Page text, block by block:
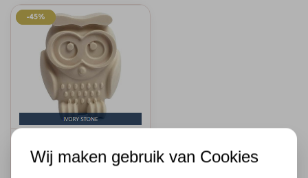
-45%
-45%
A1 Creatives Ivory
Wij maken gebruik van Cookies